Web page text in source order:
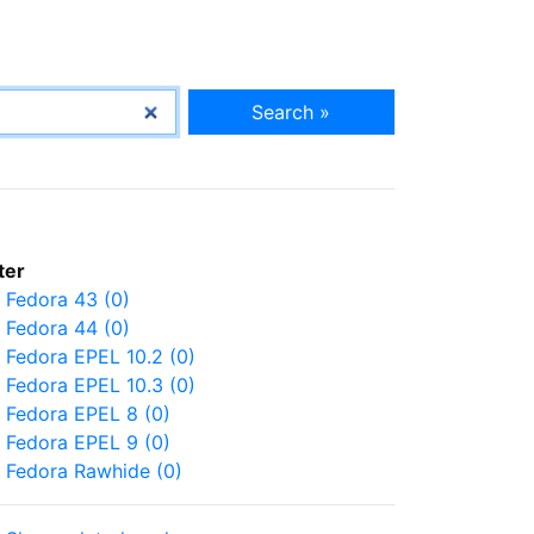
Search »
Fedora 43 (0)
Fedora 44 (0)
Fedora EPEL 10.2 (0)
Fedora EPEL 10.3 (0)
Fedora EPEL 8 (0)
Fedora EPEL 9 (0)
Fedora Rawhide (0)